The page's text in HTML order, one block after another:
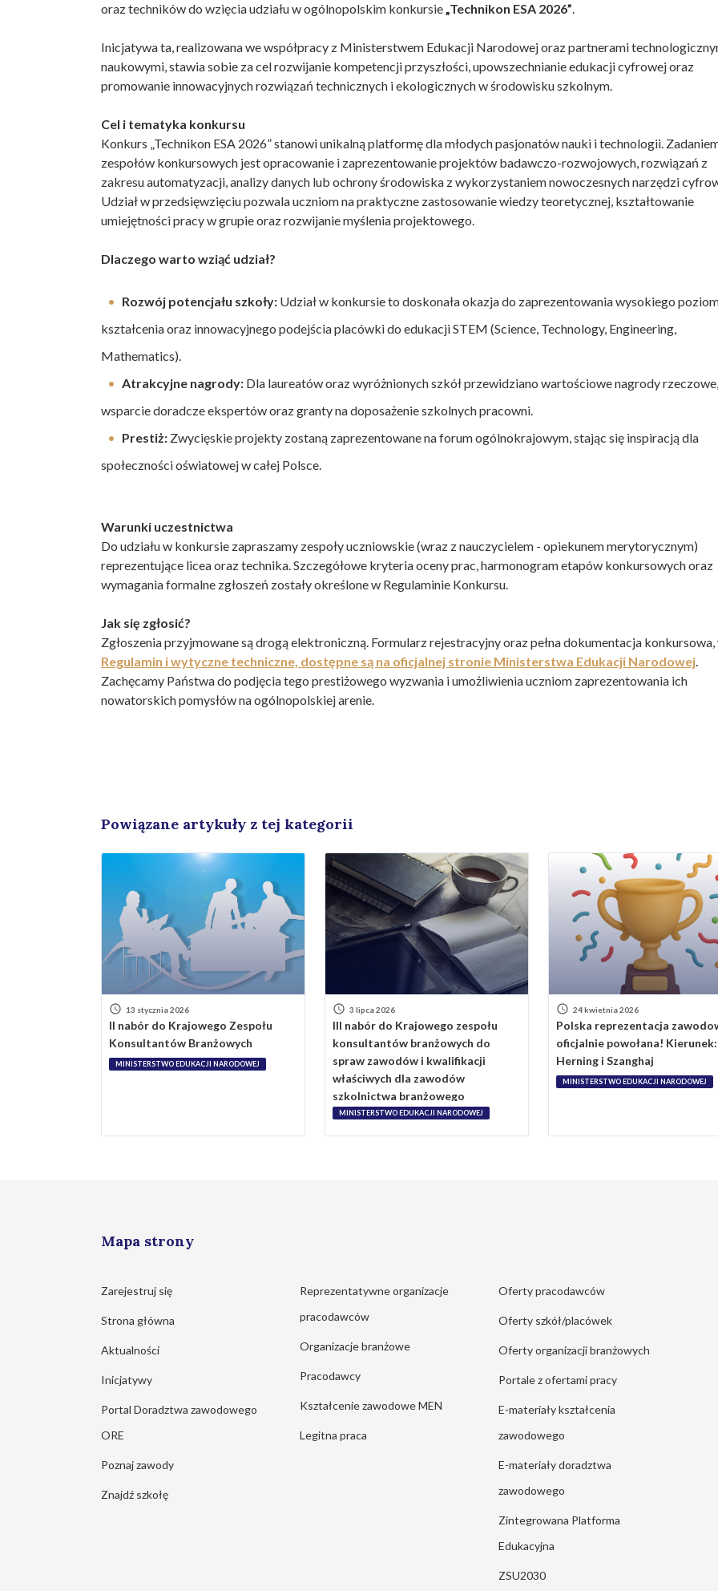
oraz techników do wzięcia udziału w ogólnopolskim konkursie„Technikon ESA 2026”.
Inicjatywa ta, realizowana we współpracy z Ministerstwem Edukacji Narodowej oraz partnerami
naukowymi, stawia sobie za cel rozwijanie kompetencji przyszłości, upowszechnianie edukacji cyfrowej oraz
promowanie innowacyjnych rozwiązań technicznych i ekologicznych w środowisku szkolnym.
Cel i tematyka konkursu
Konkurs „Technikon ESA 2026” stanowi unikalną platformę dla młodych pasjonatów nauki i technologii.
zespołów konkursowych jest opracowanie i zaprezentowanie projektów badawczo-rozwojowych, rozwiązań z
zakresu automatyzacji, analizy danych lub ochrony środowiska z wykorzystaniem nowoczesnych narzędzi
Udział w przedsięwzięciu pozwala uczniom na praktyczne zastosowanie wiedzy teoretycznej, kształtowanie
umiejętności pracy w grupie oraz rozwijanie myślenia projektowego.
Dlaczego warto wziąć udział?
Rozwój potencjału szkoły: Udział w konkursie to doskonała okazja do zaprezentowania wysokiego
kształcenia oraz innowacyjnego podejścia placówki do edukacji STEM (Science, Technology, Engineering,
Mathematics).
Atrakcyjne nagrody: Dla laureatów oraz wyróżnionych szkół przewidziano wartościowe nagrody rzeczowe,
wsparcie doradcze ekspertów oraz granty na doposażenie szkolnych pracowni.
Prestiż: Zwycięskie projekty zostaną zaprezentowane na forum ogólnokrajowym, stając się inspiracją dla
społeczności oświatowej w całej Polsce.
Warunki uczestnictwa
Do udziału w konkursie zapraszamy zespoły uczniowskie (wraz z nauczycielem - opiekunem merytorycznym)
reprezentujące licea oraz technika. Szczegółowe kryteria oceny prac, harmonogram etapów konkursowych oraz
wymagania formalne zgłoszeń zostały określone w Regulaminie Konkursu.
Jak się zgłosić?
Zgłoszenia przyjmowane są drogą elektroniczną. Formularz rejestracyjny oraz pełna dokumentacja
Regulamin i wytyczne techniczne, dostępne są na oficjalnej stronie Ministerstwa Edukacji Narodowej.
Zachęcamy Państwa do podjęcia tego prestiżowego wyzwania i umożliwienia uczniom zaprezentowania ich
nowatorskich pomysłów na ogólnopolskiej arenie.
Powiązane artykuły z tej kategorii
13 stycznia 2026
II nabór do Krajowego Zespołu
Konsultantów Branżowych
MINISTERSTWO EDUKACJI NARODOWEJ
3 lipca 2026
III nabór do Krajowego zespołu
konsultantów branżowych do
spraw zawodów i kwalifikacji
właściwych dla zawodów
szkolnictwa branżowego
MINISTERSTWO EDUKACJI NARODOWEJ
24 kwietnia 2026
Polska reprezentacja
oficjalnie powołana! Kierunek:
Herning i Szanghaj
MINISTERSTWO EDUKACJI NARODOWEJ
Mapa strony
Zarejestruj się
Strona główna
Aktualności
Inicjatywy
Portal Doradztwa zawodowego
ORE
Poznaj zawody
Znajdź szkołę
Reprezentatywne organizacje
pracodawców
Organizacje branżowe
Pracodawcy
Kształcenie zawodowe MEN
Legitna praca
Oferty pracodawców
Oferty szkół/placówek
Oferty organizacji branżowych
Portale z ofertami pracy
E-materiały kształcenia
zawodowego
E-materiały doradztwa
zawodowego
Zintegrowana Platforma
Edukacyjna
ZSU2030